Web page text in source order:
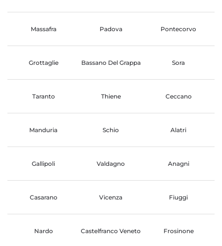
Massafra Padova Pontecorvo
Grottaglie Bassano Del Grappa Sora
Taranto Thiene Ceccano
Manduria Schio Alatri
Gallipoli Valdagno Anagni
Casarano Vicenza Fiuggi
Nardo Castelfranco Veneto Frosinone